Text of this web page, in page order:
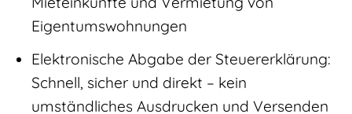
Eigentumswohnungen
Elektronische Abgabe der Steuererklärung:
Schnell, sicher und direkt – kein
umständliches Ausdrucken und Versenden